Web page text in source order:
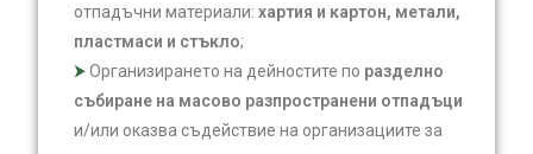
отпадъчни материали:хартия и картон, метали,
пластмаси и стъкло;
Организирането на дейностите по разделно
събиране на масово разпространени отпадъци
и/или оказва съдействие на организациите за